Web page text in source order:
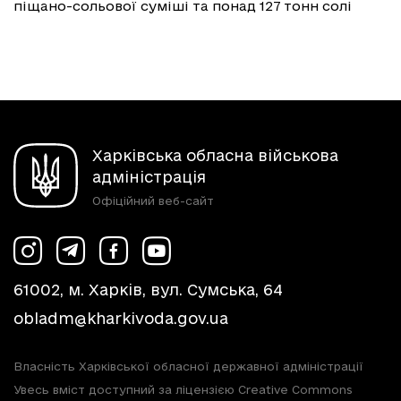
піщано-сольової суміші та понад 127 тонн солі
Харківська обласна військова
адміністрація
Офіційний веб-сайт
61002, м. Харків, вул. Сумська, 64
obladm@kharkivoda.gov.ua
Власність Харківської обласної державної адміністрації
Увесь вміст доступний за ліцензією Creative Commons